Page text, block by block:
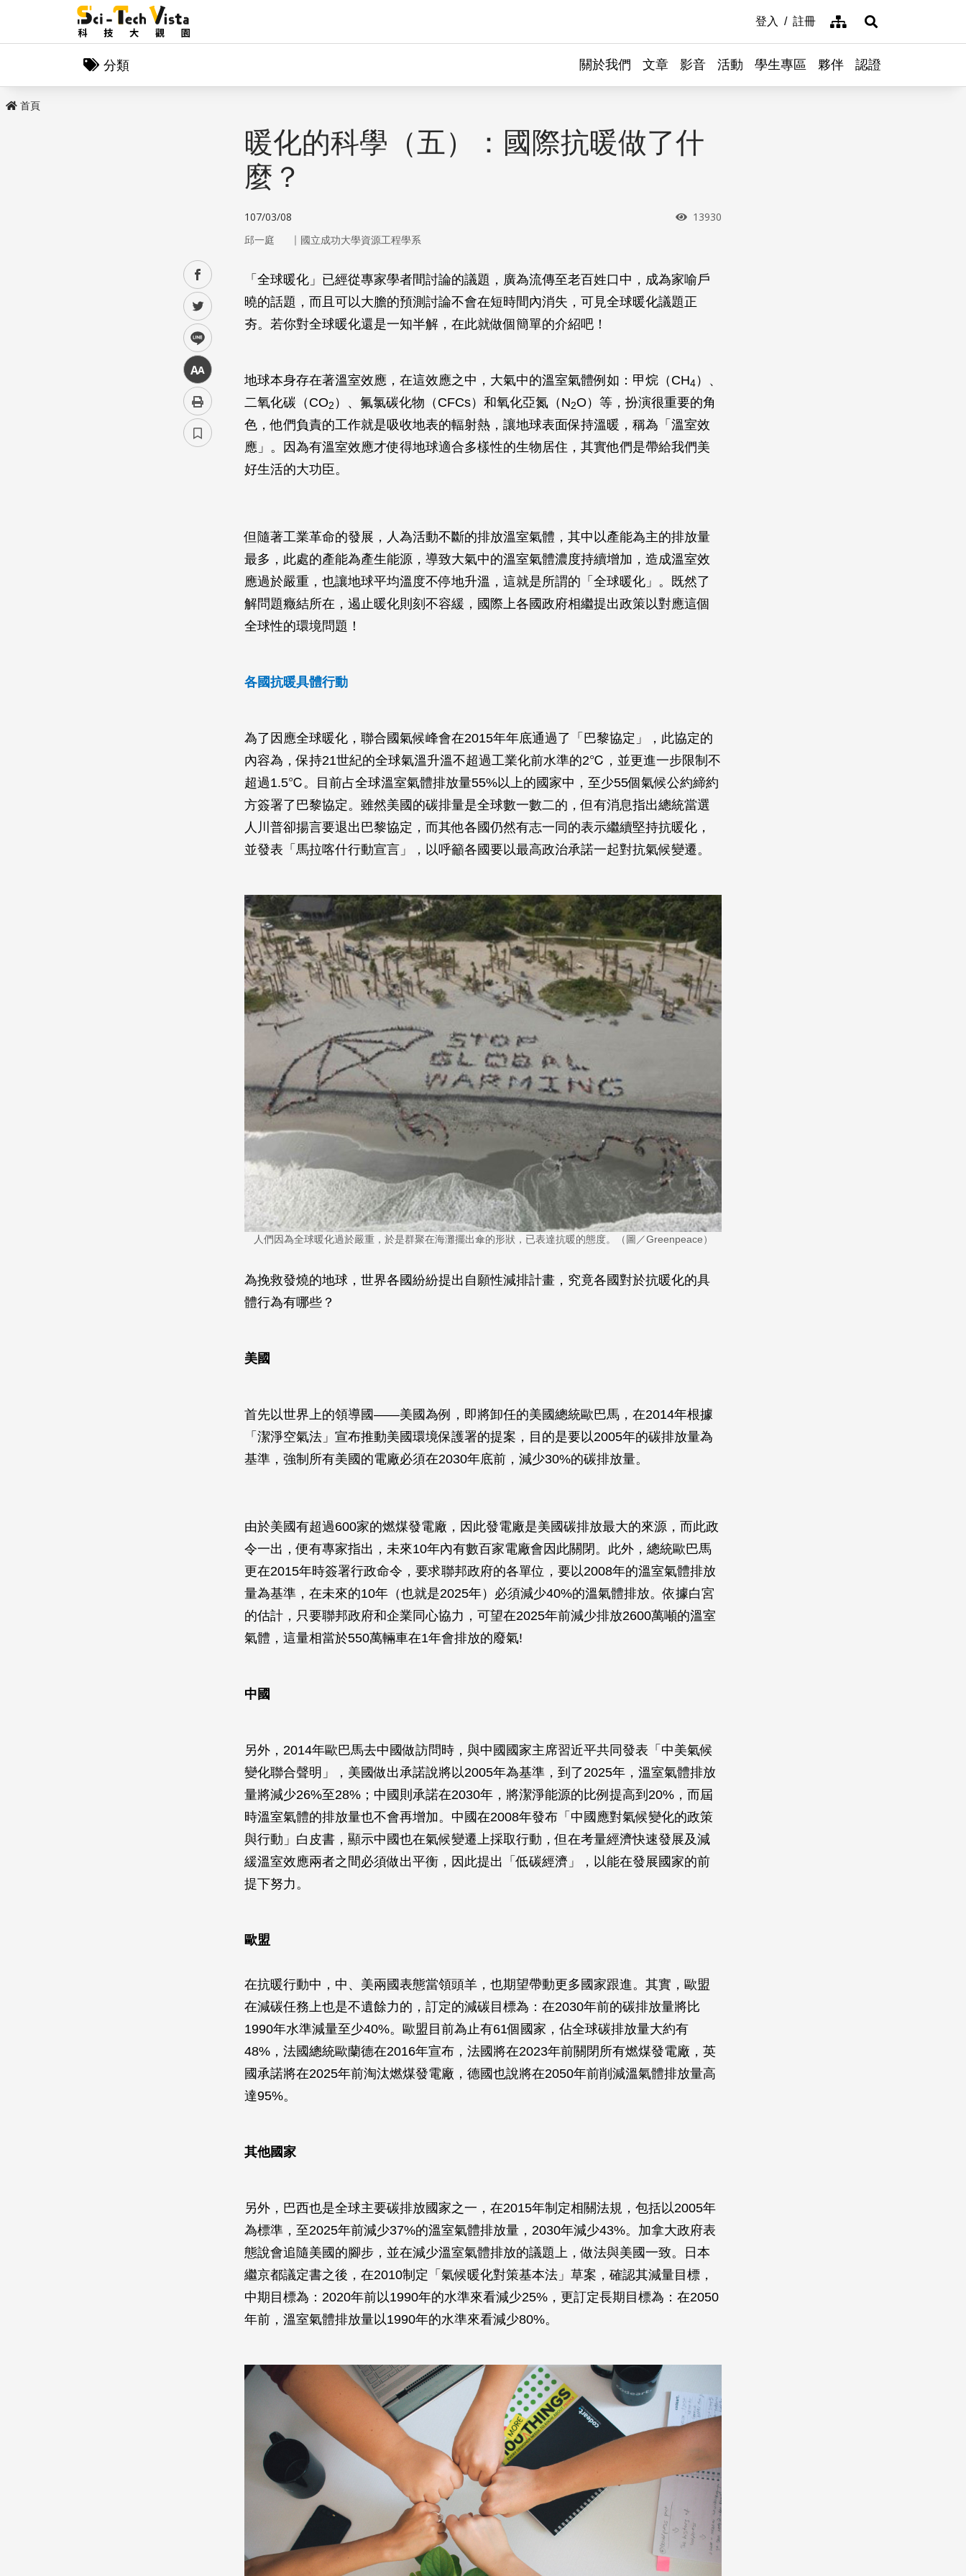
登入 註冊 網站導覽展開搜尋
分類 關於我們 文章 影音 活動 學生專區 夥伴 認證
首頁
facebook
twitter
line
中
暖化的科學（五）：國際抗暖做了什
麼？
107/03/08 瀏覽次數
13930
邱一庭 ｜ 國立成功大學資源工程學系
「全球暖化」已經從專家學者間討論的議題，廣為流傳至老百姓口中，成為家喻戶
曉的話題，而且可以大膽的預測討論不會在短時間內消失，可見全球暖化議題正
夯。若你對全球暖化還是一知半解，在此就做個簡單的介紹吧！
地球本身存在著溫室效應，在這效應之中，大氣中的溫室氣體例如：甲烷（CH4 ）、
二氧化碳（CO2 ）、氟氯碳化物（CFCs）和氧化亞氮（N2O）等，扮演很重要的角
色，他們負責的工作就是吸收地表的輻射熱，讓地球表面保持溫暖，稱為「溫室效
應」。因為有溫室效應才使得地球適合多樣性的生物居住，其實他們是帶給我們美
好生活的大功臣。
但隨著工業革命的發展，人為活動不斷的排放溫室氣體，其中以產能為主的排放量
最多，此處的產能為產生能源，導致大氣中的溫室氣體濃度持續增加，造成溫室效
應過於嚴重，也讓地球平均溫度不停地升溫，這就是所謂的「全球暖化」。既然了
解問題癥結所在，遏止暖化則刻不容緩，國際上各國政府相繼提出政策以對應這個
全球性的環境問題！
各國抗暖具體行動
為了因應全球暖化，聯合國氣候峰會在2015年年底通過了「巴黎協定」，此協定的
內容為，保持21世紀的全球氣溫升溫不超過工業化前水準的2℃，並更進一步限制不
超過1.5℃。目前占全球溫室氣體排放量55%以上的國家中，至少55個氣候公約締約
方簽署了巴黎協定。雖然美國的碳排量是全球數一數二的，但有消息指出總統當選
人川普卻揚言要退出巴黎協定，而其他各國仍然有志一同的表示繼續堅持抗暖化，
並發表「馬拉喀什行動宣言」，以呼籲各國要以最高政治承諾一起對抗氣候變遷。
人們因為全球暖化過於嚴重，於是群聚在海灘擺出傘的形狀，已表達抗暖的態度。（圖／Greenpeace）
為挽救發燒的地球，世界各國紛紛提出自願性減排計畫，究竟各國對於抗暖化的具
體行為有哪些？
美國
首先以世界上的領導國——美國為例，即將卸任的美國總統歐巴馬，在2014年根據
「潔淨空氣法」宣布推動美國環境保護署的提案，目的是要以2005年的碳排放量為
基準，強制所有美國的電廠必須在2030年底前，減少30%的碳排放量。
由於美國有超過600家的燃煤發電廠，因此發電廠是美國碳排放最大的來源，而此政
令一出，便有專家指出，未來10年內有數百家電廠會因此關閉。此外，總統歐巴馬
更在2015年時簽署行政命令，要求聯邦政府的各單位，要以2008年的溫室氣體排放
量為基準，在未來的10年（也就是2025年）必須減少40%的溫氣體排放。依據白宮
的估計，只要聯邦政府和企業同心協力，可望在2025年前減少排放2600萬噸的溫室
氣體，這量相當於550萬輛車在1年會排放的廢氣!
中國
另外，2014年歐巴馬去中國做訪問時，與中國國家主席習近平共同發表「中美氣候
變化聯合聲明」，美國做出承諾說將以2005年為基準，到了2025年，溫室氣體排放
量將減少26%至28%；中國則承諾在2030年，將潔淨能源的比例提高到20%，而屆
時溫室氣體的排放量也不會再增加。中國在2008年發布「中國應對氣候變化的政策
與行動」白皮書，顯示中國也在氣候變遷上採取行動，但在考量經濟快速發展及減
緩溫室效應兩者之間必須做出平衡，因此提出「低碳經濟」，以能在發展國家的前
提下努力。
歐盟
在抗暖行動中，中、美兩國表態當領頭羊，也期望帶動更多國家跟進。其實，歐盟
在減碳任務上也是不遺餘力的，訂定的減碳目標為：在2030年前的碳排放量將比
1990年水準減量至少40%。歐盟目前為止有61個國家，佔全球碳排放量大約有
48%，法國總統歐蘭德在2016年宣布，法國將在2023年前關閉所有燃煤發電廠，英
國承諾將在2025年前淘汰燃煤發電廠，德國也說將在2050年前削減溫氣體排放量高
達95%。
其他國家
另外，巴西也是全球主要碳排放國家之一，在2015年制定相關法規，包括以2005年
為標準，至2025年前減少37%的溫室氣體排放量，2030年減少43%。加拿大政府表
態說會追隨美國的腳步，並在減少溫室氣體排放的議題上，做法與美國一致。日本
繼京都議定書之後，在2010制定「氣候暖化對策基本法」草案，確認其減量目標，
中期目標為：2020年前以1990年的水準來看減少25%，更訂定長期目標為：在2050
年前，溫室氣體排放量以1990年的水準來看減少80%。